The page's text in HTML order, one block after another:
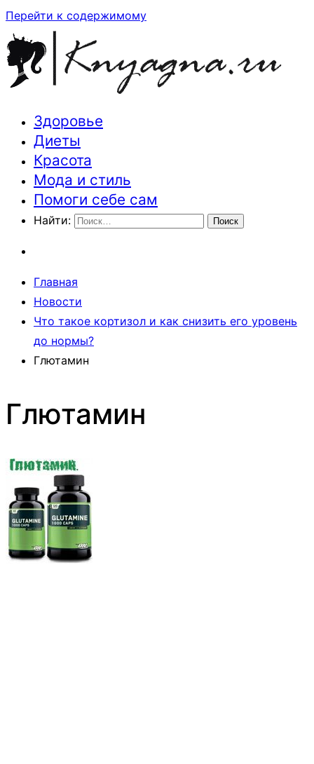
Перейти к содержимому
Траектория здоровья и красоты
Здоровье
Диеты
Красота
Мода и стиль
Помоги себе сам
Найти:
Главная
Новости
Что такое кортизол и как снизить его уровень
до нормы?
Глютамин
Глютамин